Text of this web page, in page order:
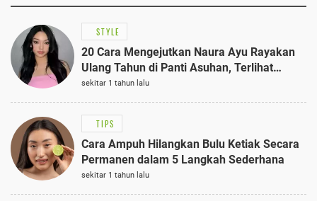
STYLE
20 Cara Mengejutkan Naura Ayu Rayakan
Ulang Tahun di Panti Asuhan, Terlihat
Anggun dengan Kaftan Cokelat
sekitar 1 tahun lalu
TIPS
Cara Ampuh Hilangkan Bulu Ketiak Secara
Permanen dalam 5 Langkah Sederhana
sekitar 1 tahun lalu